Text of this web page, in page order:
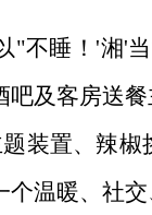
"不睡！'湘'
及客房送
装置、辣
温暖、社